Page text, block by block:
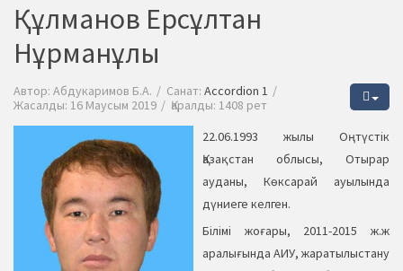
Құлманов Ерсұлтан
Нұрманұлы
Автор: Абдукаримов Б.А. Санат: Accordion 1
Жасалды: 16 Маусым 2019
Қаралды: 1408 рет
22.06.1993 жылы Оңтүстік
Қазақстан облысы, Отырар
ауданы, Көксарай ауылында
дүниеге келген.
Білімі жоғары, 2011-2015 ж.ж
аралығында АИУ, жаратылыстану